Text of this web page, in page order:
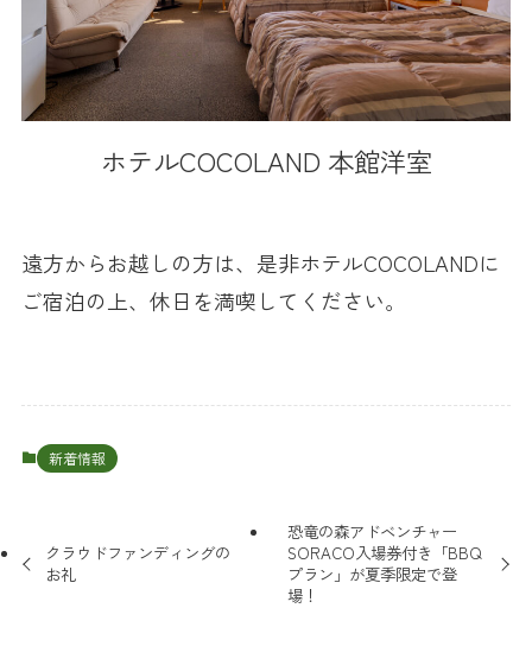
ホテルCOCOLAND 本館洋室
遠方からお越しの方は、是非ホテルCOCOLANDに
ご宿泊の上、休日を満喫してください。
新着情報
クラウドファンディングの
お礼
恐竜の森アドベンチャー
SORACO入場券付き「BBQ
プラン」が夏季限定で登
場！